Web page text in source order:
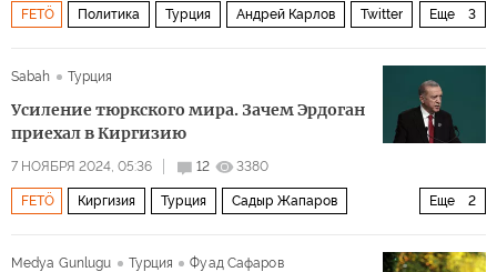
Еще 3
FETÖ Политика Турция Андрей Карлов Twitter
Sabah
Турция
Усиление тюркского мира. Зачем Эрдоган
приехал в Киргизию
7 НОЯБРЯ 2024, 05:36 12 3380
Еще 2
FETÖ Киргизия Турция Садыр Жапаров
Medya Gunlugu
Турция Фуад Сафаров